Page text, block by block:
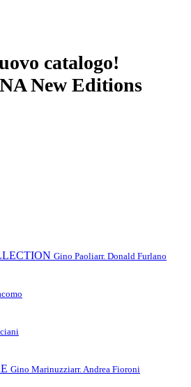
catalogo!
New Editions
Gino Paoliarr. Donald Furlano
Gino Marinuzziarr. Andrea Fioroni